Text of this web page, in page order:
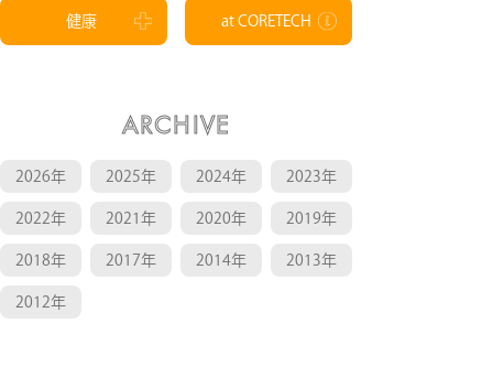
健康 at CORETECH
ARCHIVE
2026年 2025年 2024年 2023年
2022年 2021年 2020年 2019年
2018年 2017年 2014年 2013年
2012年